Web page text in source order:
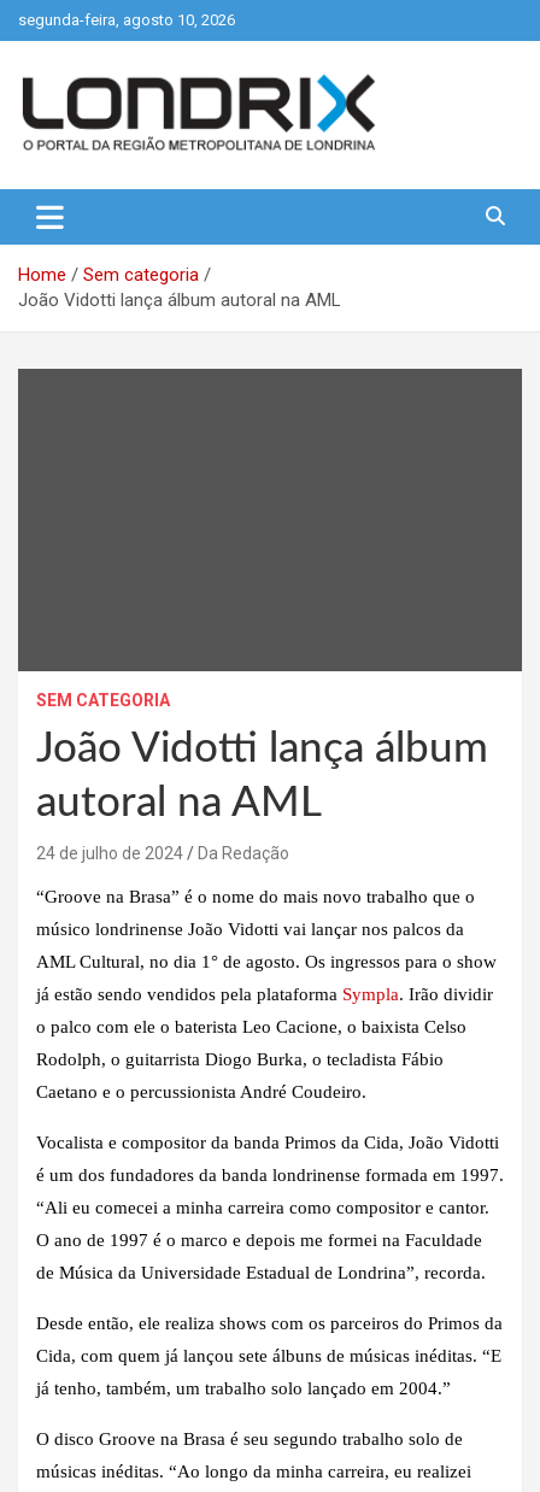
to
segunda-feira, agosto 10, 2026
Londrix
Home
Sem categoria
João Vidotti lança álbum autoral na AML
SEM CATEGORIA
João Vidotti lança álbum
autoral na AML
24 de julho de 2024 Da Redação
“Groove na Brasa” é o nome do mais novo trabalho que o
músico londrinense João Vidotti vai lançar nos palcos da
AML Cultural, no dia 1° de agosto. Os ingressos para o show
já estão sendo vendidos pela plataforma Sympla. Irão dividir
o palco com ele o baterista Leo Cacione, o baixista Celso
Rodolph, o guitarrista Diogo Burka, o tecladista Fábio
Caetano e o percussionista André Coudeiro.
Vocalista e compositor da banda Primos da Cida, João Vidotti
é um dos fundadores da banda londrinense formada em 1997.
“Ali eu comecei a minha carreira como compositor e cantor.
O ano de 1997 é o marco e depois me formei na Faculdade
de Música da Universidade Estadual de Londrina”, recorda.
Desde então, ele realiza shows com os parceiros do Primos da
Cida, com quem já lançou sete álbuns de músicas inéditas. “E
já tenho, também, um trabalho solo lançado em 2004.”
O disco Groove na Brasa é seu segundo trabalho solo de
músicas inéditas. “Ao longo da minha carreira, eu realizei